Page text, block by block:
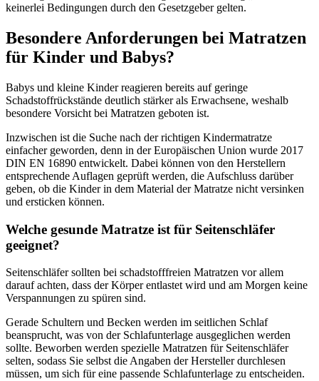
keinerlei Bedingungen durch den Gesetzgeber gelten.
Besondere Anforderungen bei Matratzen
für Kinder und Babys?
Babys und kleine Kinder reagieren bereits auf geringe
Schadstoffrückstände deutlich stärker als Erwachsene, weshalb
besondere Vorsicht bei Matratzen geboten ist.
Inzwischen ist die Suche nach der richtigen Kindermatratze
einfacher geworden, denn in der Europäischen Union wurde 2017
DIN EN 16890 entwickelt. Dabei können von den Herstellern
entsprechende Auflagen geprüft werden, die Aufschluss darüber
geben, ob die Kinder in dem Material der Matratze nicht versinken
und ersticken können.
Welche gesunde Matratze ist für Seitenschläfer
geeignet?
Seitenschläfer sollten bei schadstofffreien Matratzen vor allem
darauf achten, dass der Körper entlastet wird und am Morgen keine
Verspannungen zu spüren sind.
Gerade Schultern und Becken werden im seitlichen Schlaf
beansprucht, was von der Schlafunterlage ausgeglichen werden
sollte. Beworben werden spezielle Matratzen für Seitenschläfer
selten, sodass Sie selbst die Angaben der Hersteller durchlesen
müssen, um sich für eine passende Schlafunterlage zu entscheiden.